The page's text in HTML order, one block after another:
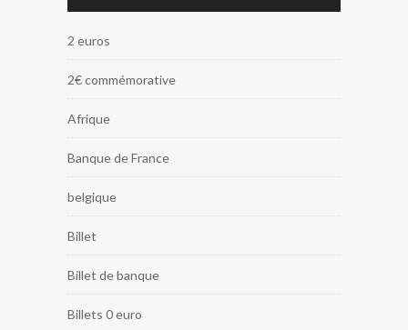
2 euros
2€ commémorative
Afrique
Banque de France
belgique
Billet
Billet de banque
Billets 0 euro